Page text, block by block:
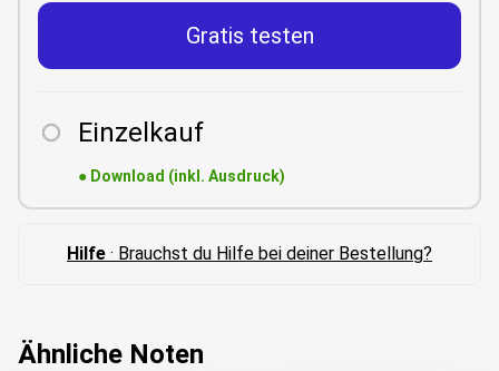
Gratis testen
Einzelkauf
● Download (inkl. Ausdruck)
Hilfe · Brauchst du Hilfe bei deiner Bestellung?
Ähnliche Noten